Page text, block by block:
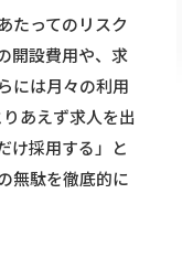
たってのリスク
開設費用や、求
には月々の利用
あえず求人を出
け採用する」と
無駄を徹底的に